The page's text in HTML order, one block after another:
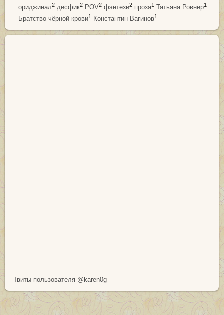
ориджинал2 десфик2 POV2 фэнтези2 проза1 Татьяна Ровнер1
Братство чёрной крови1 Константин Вагинов1
Твиты пользователя @karen0g